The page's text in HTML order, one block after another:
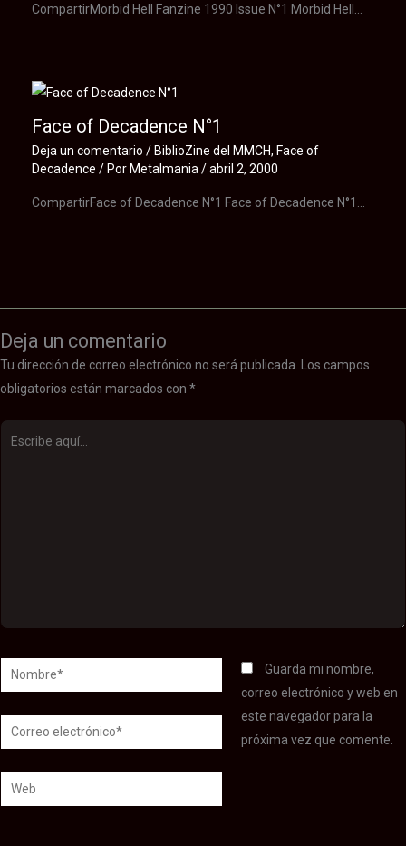
CompartirMorbid Hell Fanzine 1990 Issue N°1 Morbid Hell…
Face of Decadence N°1
Deja un comentario / BiblioZine del MMCH, Face of
Decadence / Por Metalmania/abril 2, 2000
CompartirFace of Decadence N°1 Face of Decadence N°1…
Deja un comentario
Tu dirección de correo electrónico no será publicada.
Los campos
obligatorios están marcados con *
Nombre*
Correo
electrónico*
Web
Guarda mi nombre,
correo electrónico y web en
este navegador para la
próxima vez que comente.